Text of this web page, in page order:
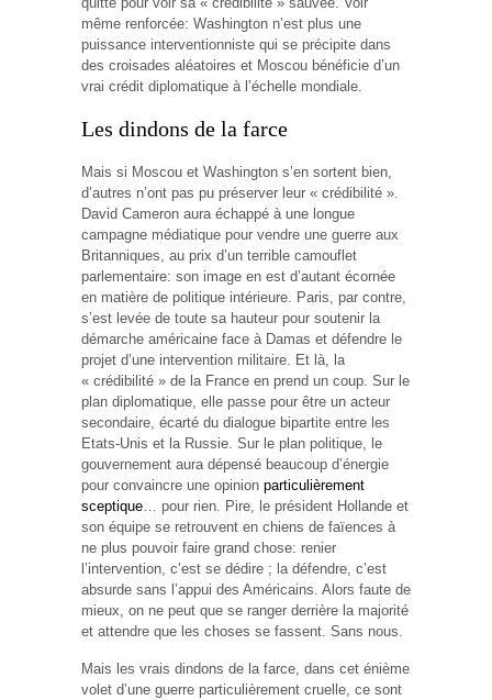
même renforcée: Washington n’est plus une
puissance interventionniste qui se précipite dans
des croisades aléatoires et Moscou bénéficie d’un
vrai crédit diplomatique à l’échelle mondiale.
Les dindons de la farce
Mais si Moscou et Washington s’en sortent bien,
d’autres n’ont pas pu préserver leur « crédibilité ».
David Cameron aura échappé à une longue
campagne médiatique pour vendre une guerre aux
Britanniques, au prix d’un terrible camouflet
parlementaire: son image en est d’autant écornée
en matière de politique intérieure. Paris, par contre,
s’est levée de toute sa hauteur pour soutenir la
démarche américaine face à Damas et défendre le
projet d’une intervention militaire. Et là, la
« crédibilité » de la France en prend un coup. Sur le
plan diplomatique, elle passe pour être un acteur
secondaire, écarté du dialogue bipartite entre les
Etats-Unis et la Russie. Sur le plan politique, le
gouvernement aura dépensé beaucoup d’énergie
pour convaincre une opinion particulièrement
sceptique … pour rien. Pire, le président Hollande et
son équipe se retrouvent en chiens de faïences à
ne plus pouvoir faire grand chose: renier
l’intervention, c’est se dédire ; la défendre, c’est
absurde sans l’appui des Américains. Alors faute de
mieux, on ne peut que se ranger derrière la majorité
et attendre que les choses se fassent. Sans nous.
Mais les vrais dindons de la farce, dans cet énième
volet d’une guerre particulièrement cruelle, ce sont